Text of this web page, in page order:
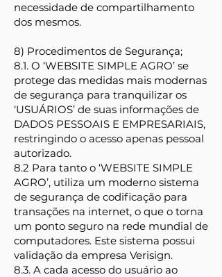
necessidade de compartilhamento
dos mesmos.
8) Procedimentos de Segurança;
8.1. O ‘WEBSITE SIMPLE AGRO’ se
protege das medidas mais modernas
de segurança para tranquilizar os
‘USUÁRIOS’ de suas informações de
DADOS PESSOAIS E EMPRESARIAIS,
restringindo o acesso apenas pessoal
autorizado.
8.2 Para tanto o ‘WEBSITE SIMPLE
AGRO’, utiliza um moderno sistema
de segurança de codificação para
transações na internet, o que o torna
um ponto seguro na rede mundial de
computadores. Este sistema possui
validação da empresa Verisign.
8.3. A cada acesso do usuário ao